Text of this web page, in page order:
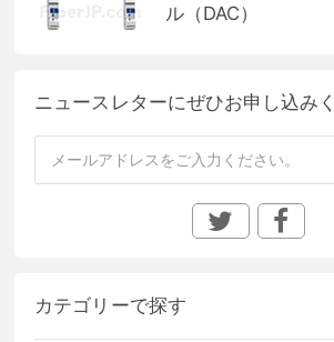
ル（DAC）
ニュースレターにぜひお申し込み
カテゴリーで探す